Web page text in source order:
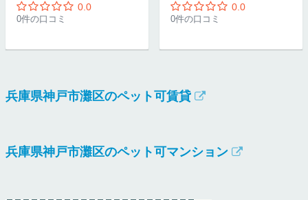
0.0
0件の口コミ
0.0
0件の口コミ
兵庫県神戸市灘区のペット可賃貸
兵庫県神戸市灘区のペット可マンション